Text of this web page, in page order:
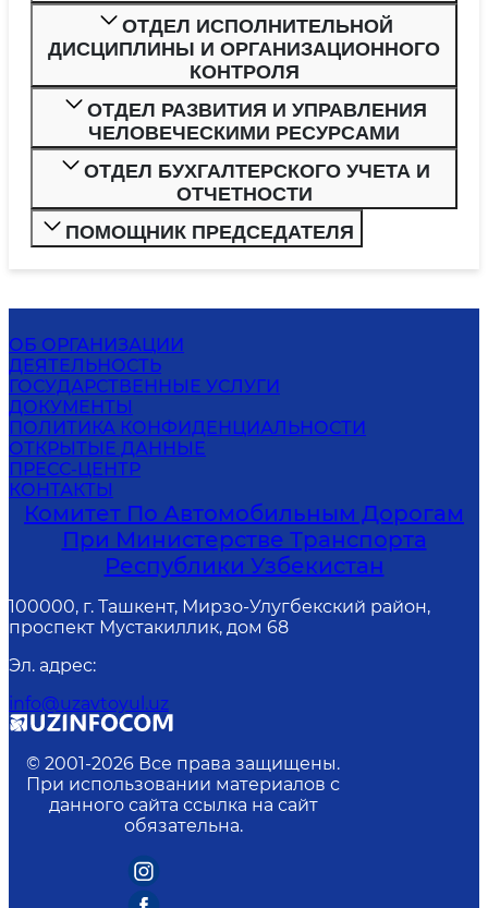
ОТДЕЛ ИСПОЛНИТЕЛЬНОЙ
ДИСЦИПЛИНЫ И ОРГАНИЗАЦИОННОГО
КОНТРОЛЯ
ОТДЕЛ РАЗВИТИЯ И УПРАВЛЕНИЯ
ЧЕЛОВЕЧЕСКИМИ РЕСУРСАМИ
ОТДЕЛ БУХГАЛТЕРСКОГО УЧЕТА И
ОТЧЕТНОСТИ
ПОМОЩНИК ПРЕДСЕДАТЕЛЯ
ОБ ОРГАНИЗАЦИИ
ДЕЯТЕЛЬНОСТЬ
ГОСУДАРСТВЕННЫЕ УСЛУГИ
ДОКУМЕНТЫ
ПОЛИТИКА КОНФИДЕНЦИАЛЬНОСТИ
ОТКРЫТЫЕ ДАННЫЕ
ПРЕСС-ЦЕНТР
КОНТАКТЫ
Комитет По Автомобильным Дорогам
При Министерстве Транспорта
Республики Узбекистан
100000, г. Ташкент, Мирзо-Улугбекский район,
проспект Мустакиллик, дом 68
Эл. адрес:
info@uzavtoyul.uz
© 2001-2026 Все права защищены.
При использовании материалов с
данного сайта ссылка на сайт
обязательна.